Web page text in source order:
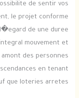
de sentir vos
le projet conforme
de une duree
mouvement et
des personnes
en tenant
que loteries arretes.